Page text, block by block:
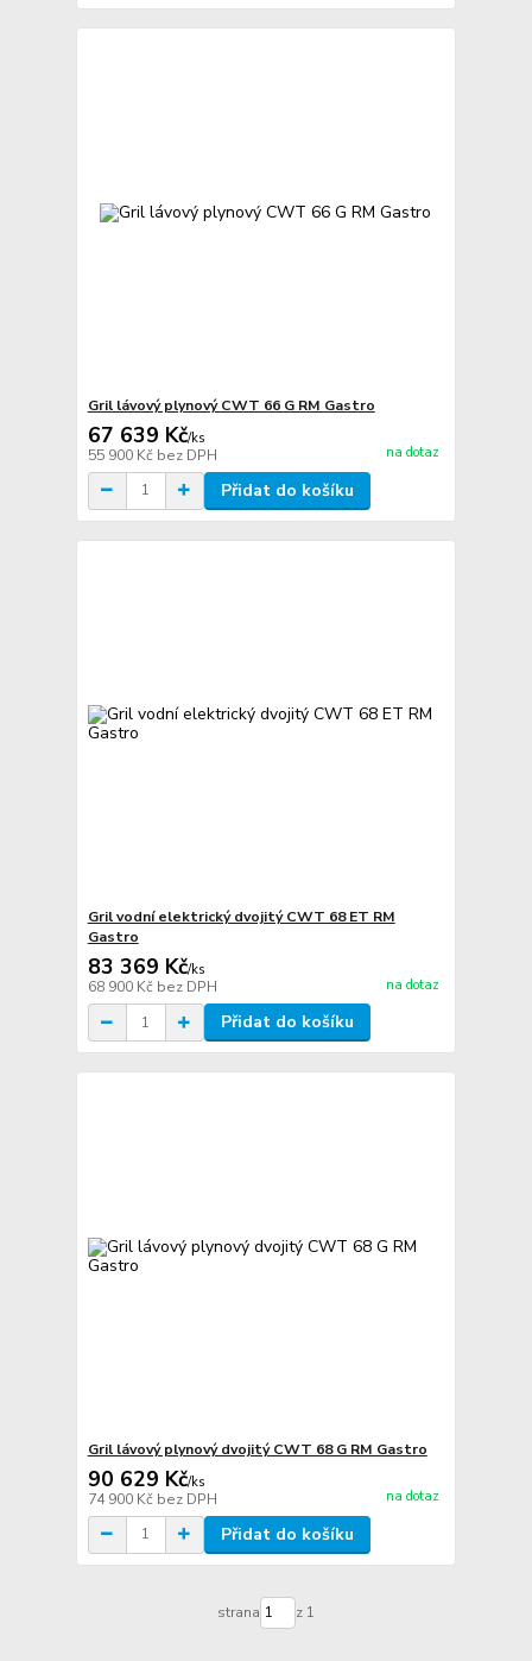
Gril lávový plynový CWT 66 G RM Gastro
67 639 Kč/ks
55 900 Kč bez DPH na dotaz
Přidat do košíku
Gril vodní elektrický dvojitý CWT 68 ET RM
Gastro
83 369 Kč/ks
68 900 Kč bez DPH na dotaz
Přidat do košíku
Gril lávový plynový dvojitý CWT 68 G RM Gastro
90 629 Kč/ks
74 900 Kč bez DPH na dotaz
Přidat do košíku
strana z 1